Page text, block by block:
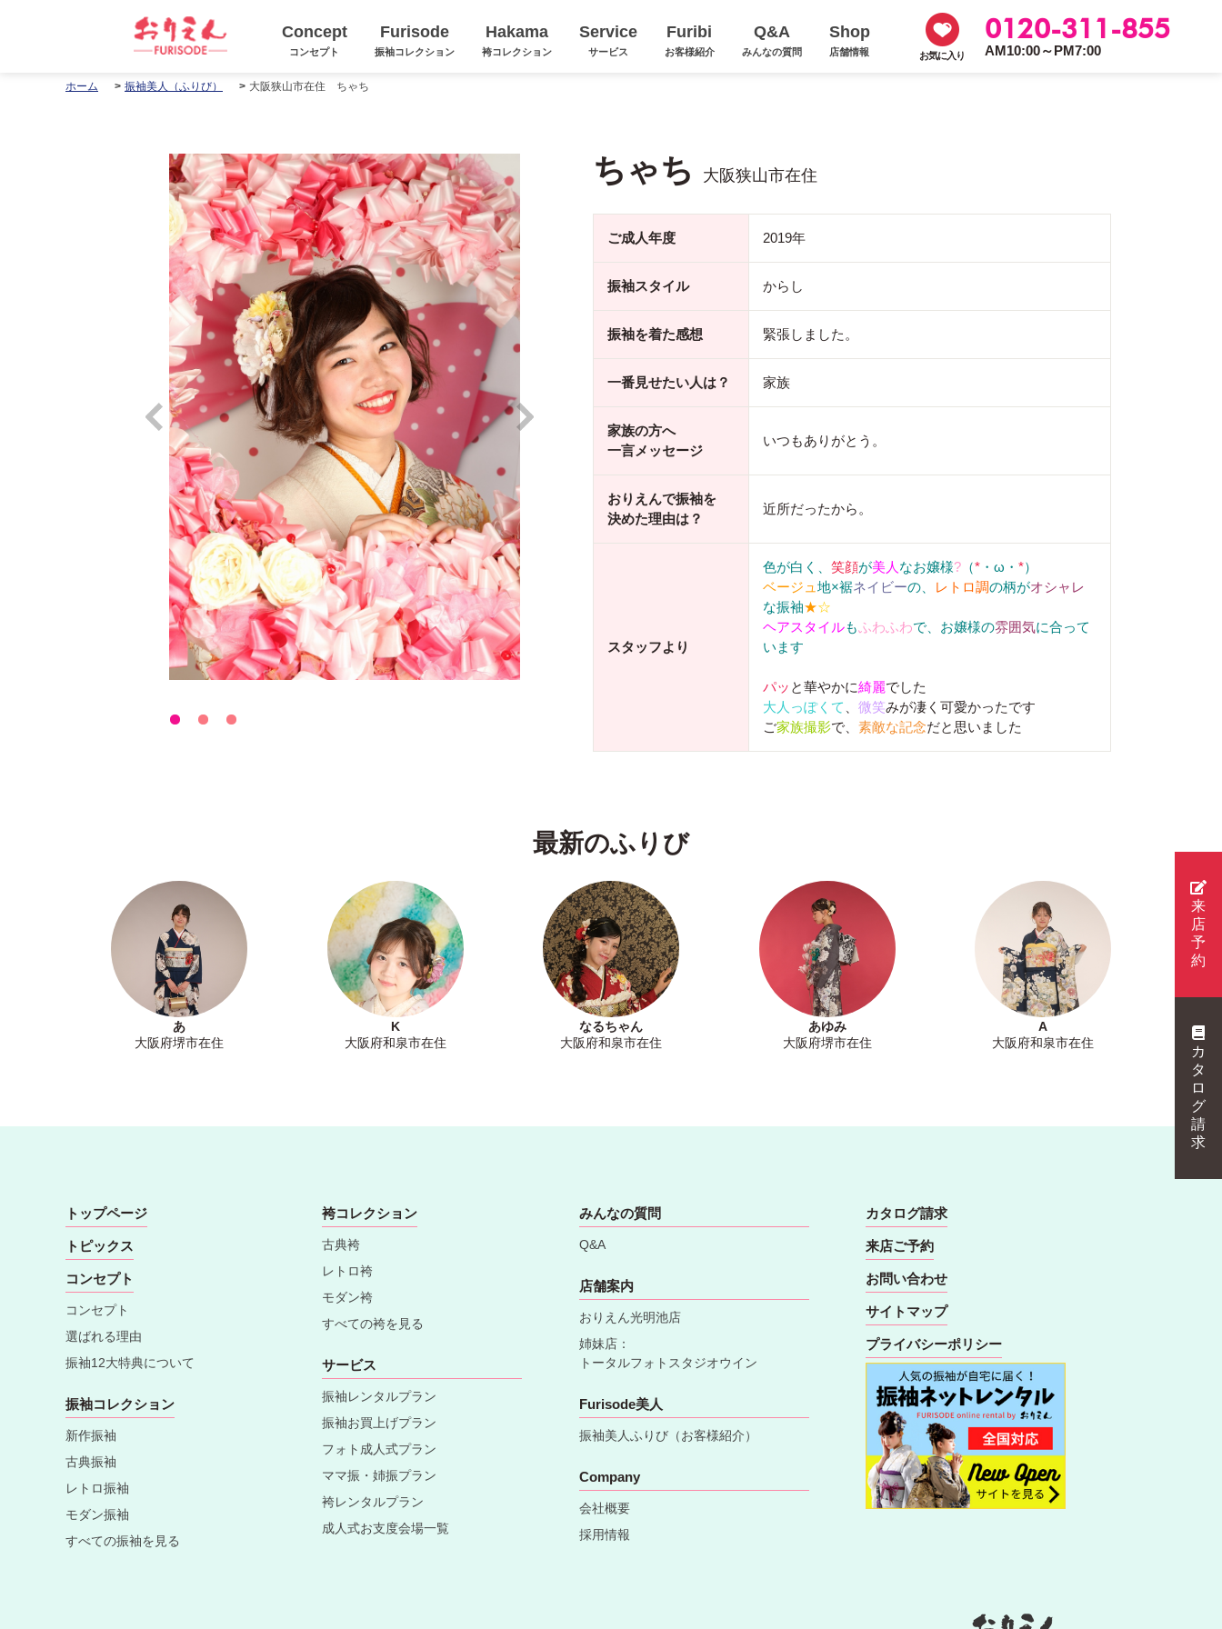
Concept
コンセプト
Furisode
振袖コレクション
Hakama
袴コレクション
Service
サービス
Furibi
お客様紹介
Q&A
みんなの質問
Shop
店舗情報 お気に入り
0120-311-855
AM10:00～PM7:00
ホーム 振袖美人（ふりび） 大阪狭山市在住 ちゃち
ちゃち 大阪狭山市在住
ご成人年度 2019年
振袖スタイル からし
振袖を着た感想 緊張しました。
一番見せたい人は？ 家族
家族の方へ
一言メッセージ
いつもありがとう。
おりえんで振袖を
決めた理由は？
近所だったから。
スタッフより
色が白く、 笑顔が美人 なお嬢様? （* ・ω・ *）
ベージュ 地×裾ネイビーの、 レトロ調の柄がオシャレ
な振袖★☆
ヘアスタイルもふわふわで、お嬢様の雰囲気に合って
います
パッ と華やかに綺麗でした
大人っぽくて
微笑みが凄く可愛かったです
ご家族撮影で、 素敵な記念だと思いました
最新のふりび
あ
大阪府堺市在住
K
大阪府和泉市在住
なるちゃん
大阪府和泉市在住
あゆみ
大阪府堺市在住
A
大阪府和泉市在住
トップページ
トピックス
コンセプト
コンセプト
選ばれる理由
振袖12大特典について
振袖コレクション
新作振袖
古典振袖
レトロ振袖
モダン振袖
すべての振袖を見る
袴コレクション
古典袴
レトロ袴
モダン袴
すべての袴を見る
サービス
振袖レンタルプラン
振袖お買上げプラン
フォト成人式プラン
ママ振・姉振プラン
袴レンタルプラン
成人式お支度会場一覧
みんなの質問
Q&A
店舗案内
おりえん光明池店
姉妹店：
トータルフォトスタジオウイン
Furisode美人
振袖美人ふりび（お客様紹介）
Company
会社概要
採用情報
カタログ請求
来店ご予約
お問い合わせ
サイトマップ
プライバシーポリシー
来
店
予
約
カ
タ
ロ
グ
請
求